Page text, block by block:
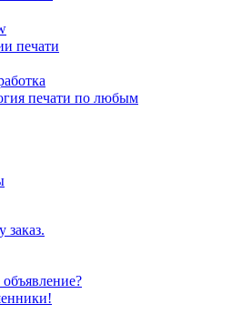
печати
печати по любым